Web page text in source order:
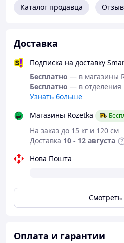
Рекомендуем использовать
магазине VNGSM
Каталог продавца
Доставка
Подписка на доставку
Бесплатно — в магазины
Бесплатно — в отделения
Узнать больше
Магазины Rozetka
На заказ до 15 кг и 120 см
Доставка 10 - 12 августа
Нова Пошта
Смотреть
Оплата и гарантии